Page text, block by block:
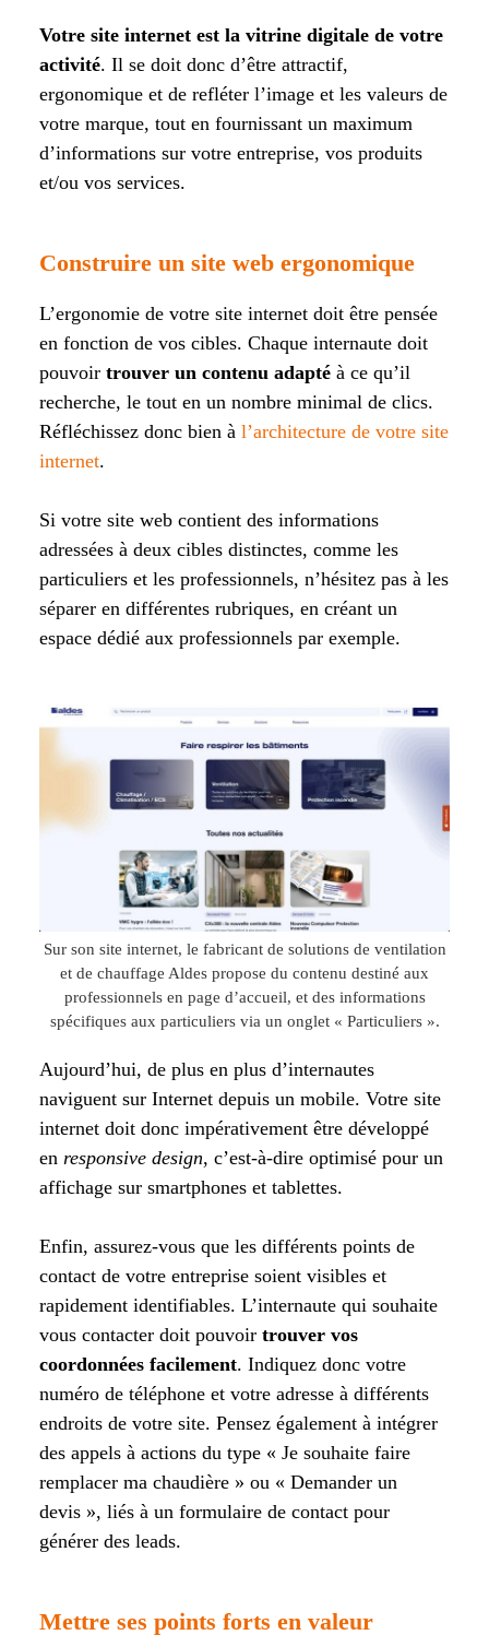
Votre site internet est la vitrine digitale de votre
activité. Il se doit donc d’être attractif,
ergonomique et de refléter l’image et les valeurs de
votre marque, tout en fournissant un maximum
d’informations sur votre entreprise, vos produits
et/ou vos services.
Construire un site web ergonomique
L’ergonomie de votre site internet doit être pensée
en fonction de vos cibles. Chaque internaute doit
pouvoir trouver un contenu adaptéà ce qu’il
recherche, le tout en un nombre minimal de clics.
Réfléchissez donc bien à l’architecture de votre site
internet.
Si votre site web contient des informations
adressées à deux cibles distinctes, comme les
particuliers et les professionnels, n’hésitez pas à les
séparer en différentes rubriques, en créant un
espace dédié aux professionnels par exemple.
Sur son site internet, le fabricant de solutions de ventilation
et de chauffage Aldes propose du contenu destiné aux
professionnels en page d’accueil, et des informations
spécifiques aux particuliers via un onglet « Particuliers ».
Aujourd’hui, de plus en plus d’internautes
naviguent sur Internet depuis un mobile. Votre site
internet doit donc impérativement être développé
en responsive design, c’est-à-dire optimisé pour un
affichage sur smartphones et tablettes.
Enfin, assurez-vous que les différents points de
contact de votre entreprise soient visibles et
rapidement identifiables. L’internaute qui souhaite
vous contacter doit pouvoir trouver vos
coordonnées facilement. Indiquez donc votre
numéro de téléphone et votre adresse à différents
endroits de votre site. Pensez également à intégrer
des appels à actions du type « Je souhaite faire
remplacer ma chaudière » ou « Demander un
devis », liés à un formulaire de contact pour
générer des leads.
Mettre ses points forts en valeur